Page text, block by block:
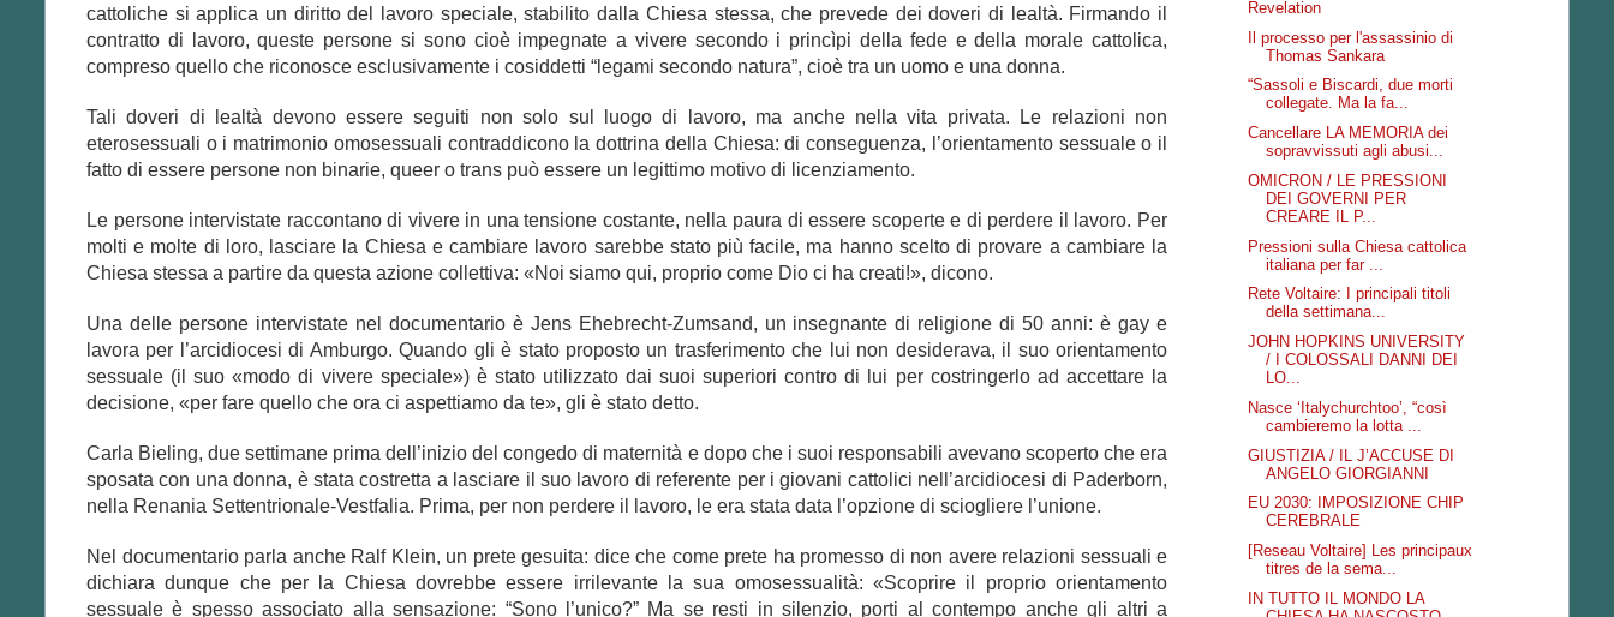
cattoliche si applica un diritto del lavoro speciale, stabilito dalla Chiesa stessa, che prevede dei doveri di lealtà. Firmando il
contratto di lavoro, queste persone si sono cioè impegnate a vivere secondo i princìpi della fede e della morale cattolica,
compreso quello che riconosce esclusivamente i cosiddetti “legami secondo natura”, cioè tra un uomo e una donna.
Tali doveri di lealtà devono essere seguiti non solo sul luogo di lavoro, ma anche nella vita privata. Le relazioni non
eterosessuali o i matrimonio omosessuali contraddicono la dottrina della Chiesa: di conseguenza, l’orientamento sessuale o il
fatto di essere persone non binarie, queer o trans può essere un legittimo motivo di licenziamento.
Le persone intervistate raccontano di vivere in una tensione costante, nella paura di essere scoperte e di perdere il lavoro. Per
molti e molte di loro, lasciare la Chiesa e cambiare lavoro sarebbe stato più facile, ma hanno scelto di provare a cambiare la
Chiesa stessa a partire da questa azione collettiva: «Noi siamo qui, proprio come Dio ci ha creati!», dicono.
Una delle persone intervistate nel documentario è Jens Ehebrecht-Zumsand, un insegnante di religione di 50 anni: è gay e
lavora per l’arcidiocesi di Amburgo. Quando gli è stato proposto un trasferimento che lui non desiderava, il suo orientamento
sessuale (il suo «modo di vivere speciale») è stato utilizzato dai suoi superiori contro di lui per costringerlo ad accettare la
decisione, «per fare quello che ora ci aspettiamo da te», gli è stato detto.
Carla Bieling, due settimane prima dell’inizio del congedo di maternità e dopo che i suoi responsabili avevano scoperto che era
sposata con una donna, è stata costretta a lasciare il suo lavoro di referente per i giovani cattolici nell’arcidiocesi di Paderborn,
nella Renania Settentrionale-Vestfalia. Prima, per non perdere il lavoro, le era stata data l’opzione di sciogliere l’unione.
Nel documentario parla anche Ralf Klein, un prete gesuita: dice che come prete ha promesso di non avere relazioni sessuali e
dichiara dunque che per la Chiesa dovrebbe essere irrilevante la sua omosessualità: «Scoprire il proprio orientamento
sessuale è spesso associato alla sensazione: “Sono l’unico?” Ma se resti in silenzio, porti al contempo anche gli altri a
Revelation
Il processo per l'assassinio di
Thomas Sankara
“Sassoli e Biscardi, due morti
collegate. Ma la fa...
Cancellare LA MEMORIA dei
sopravvissuti agli abusi...
OMICRON / LE PRESSIONI
DEI GOVERNI PER
CREARE IL P...
Pressioni sulla Chiesa cattolica
italiana per far ...
Rete Voltaire: I principali titoli
della settimana...
JOHN HOPKINS UNIVERSITY
/ I COLOSSALI DANNI DEI
LO...
Nasce ‘Italychurchtoo’, “così
cambieremo la lotta ...
GIUSTIZIA / IL J’ACCUSE DI
ANGELO GIORGIANNI
EU 2030: IMPOSIZIONE CHIP
CEREBRALE
[Reseau Voltaire] Les principaux
titres de la sema...
IN TUTTO IL MONDO LA